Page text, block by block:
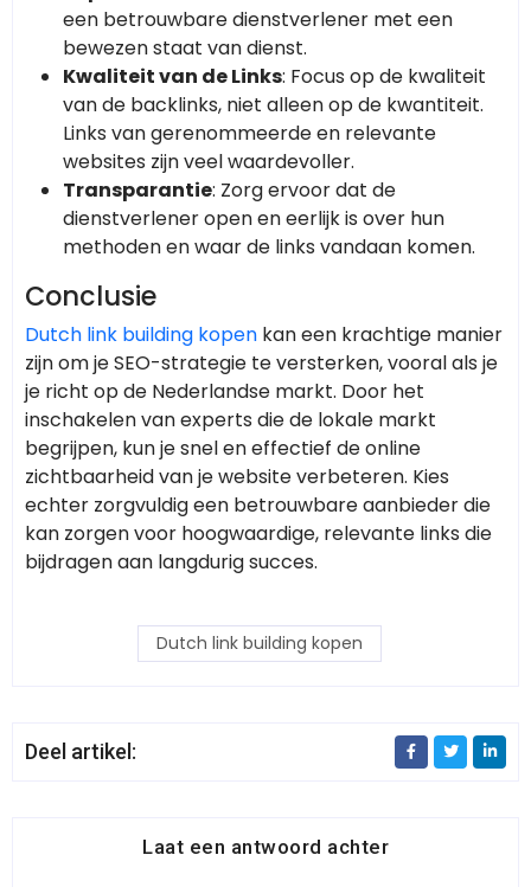
een betrouwbare dienstverlener met een
bewezen staat van dienst.
Kwaliteit van de Links: Focus op de kwaliteit
van de backlinks, niet alleen op de kwantiteit.
Links van gerenommeerde en relevante
websites zijn veel waardevoller.
Transparantie: Zorg ervoor dat de
dienstverlener open en eerlijk is over hun
methoden en waar de links vandaan komen.
Conclusie
Dutch link building kopen kan een krachtige manier
zijn om je SEO-strategie te versterken, vooral als je
je richt op de Nederlandse markt. Door het
inschakelen van experts die de lokale markt
begrijpen, kun je snel en effectief de online
zichtbaarheid van je website verbeteren. Kies
echter zorgvuldig een betrouwbare aanbieder die
kan zorgen voor hoogwaardige, relevante links die
bijdragen aan langdurig succes.
Dutch link building kopen
Deel artikel:
Laat een antwoord achter